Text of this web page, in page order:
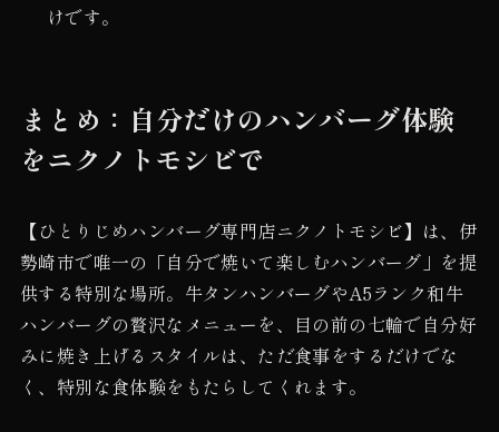
けです。
まとめ：自分だけのハンバーグ体験
をニクノトモシビで
【ひとりじめハンバーグ専門店ニクノトモシビ】は、伊
勢崎市で唯一の「自分で焼いて楽しむハンバーグ」を提
供する特別な場所。牛タンハンバーグやA5ランク和牛
ハンバーグの贅沢なメニューを、目の前の七輪で自分好
みに焼き上げるスタイルは、ただ食事をするだけでな
く、特別な食体験をもたらしてくれます。